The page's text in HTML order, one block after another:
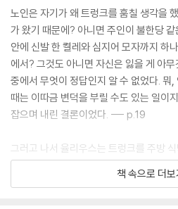
노인은 자기가 왜 트렁크를 훔칠 생각을
가 왔기 때문에? 아니면 주인이 불한당
안에 신발 한 켤레와 심지어 모자까지 하
에서? 그것도 아니면 자신은 잃을 게 아
중에서 무엇이 정답인지 알 수 없었다. 뭐
때는 이따금 변덕을 부릴 수도 있는 일이
잡으며 내린 결론이었다. --- p.19
그러고 나서 율리우스는 트렁크를 주방
봤다. 그가 말코손바닥사슴고기 스테이
던 포크를 혓바닥으로 스윽 핥은 다음 자
책 속으로 더보